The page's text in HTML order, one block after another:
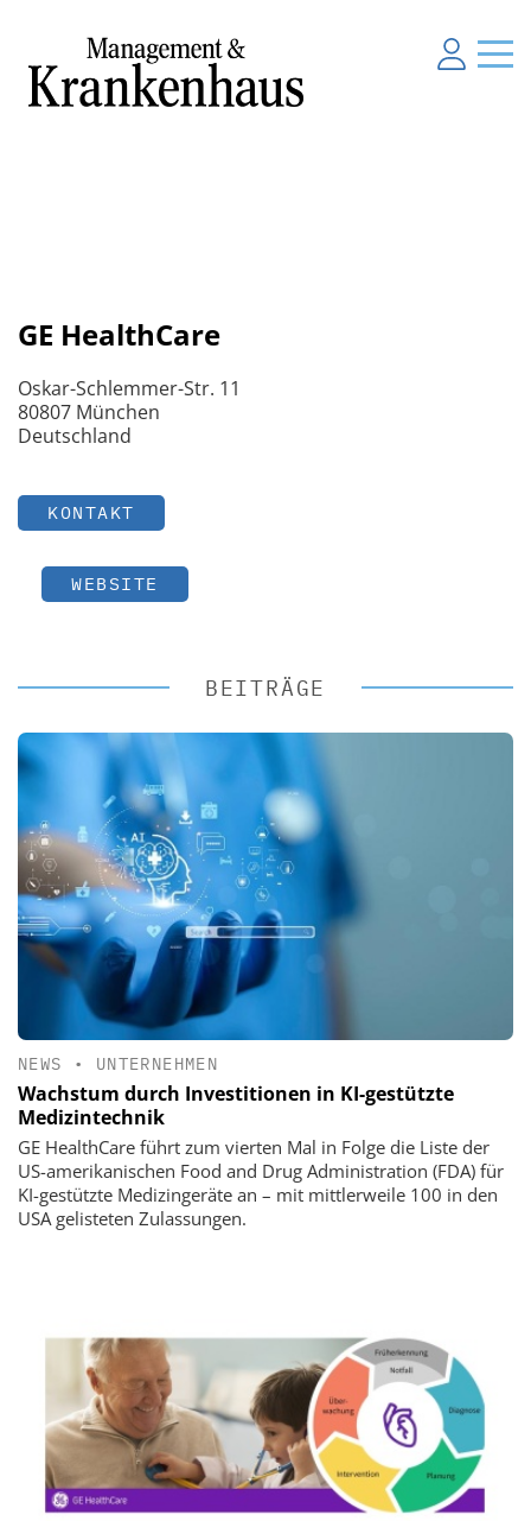
GE HealthCare
Oskar-Schlemmer-Str. 11
80807 München
Deutschland
KONTAKT
WEBSITE
BEITRÄGE
NEWS • UNTERNEHMEN
Wachstum durch Investitionen in KI-gestützte
Medizintechnik
GE HealthCare führt zum vierten Mal in Folge die Liste der
US-amerikanischen Food and Drug Administration (FDA) für
KI-gestützte Medizingeräte an – mit mittlerweile 100 in den
USA gelisteten Zulassungen.